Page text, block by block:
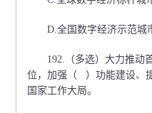
D.全国数字经济示范城
192.（多选）大力推动首
位，加强（ ）功能建设、
国家工作大局。